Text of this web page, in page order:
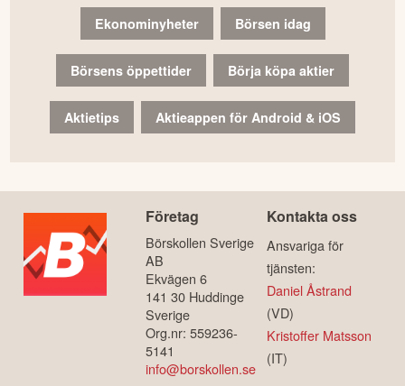
Ekonominyheter Börsen idag
Börsens öppettider Börja köpa aktier
Aktietips Aktieappen för Android & iOS
Företag
Börskollen Sverige
AB
Ekvägen 6
141 30 Huddinge
Sverige
Org.nr: 559236-
5141
info@borskollen.se
Kontakta oss
Ansvariga för
tjänsten:
Daniel Åstrand
(VD)
Kristoffer Matsson
(IT)